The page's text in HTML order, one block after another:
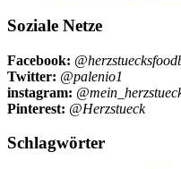
Soziale Netze
Facebook:
Twitter: @palenio1
instagram:
Pinterest: @Herzstueck
Schlagwörter